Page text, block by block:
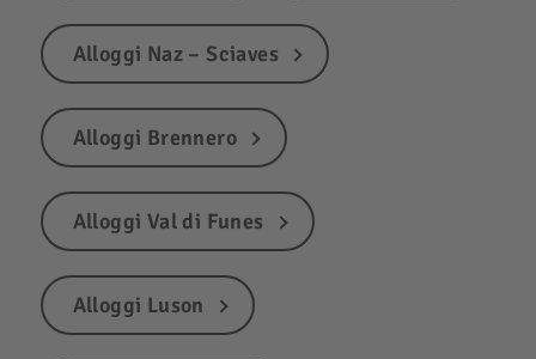
Alloggi Naz – Sciaves
Alloggi Brennero
Alloggi Val di Funes
Alloggi Luson